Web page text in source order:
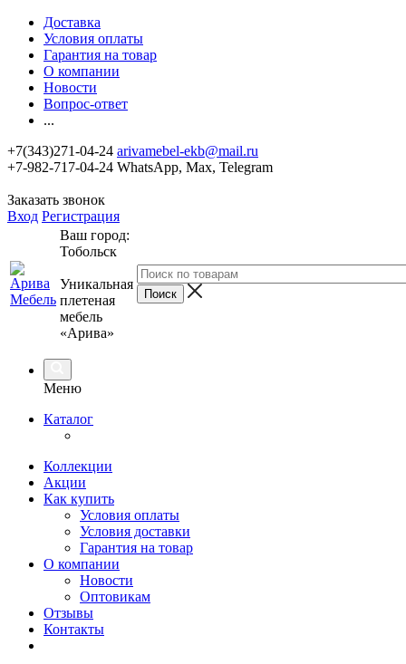
Доставка
Условия оплаты
Гарантия на товар
О компании
Новости
Вопрос-ответ
...
+7(343)271-04-24 arivamebel-ekb@mail.ru
+7-982-717-04-24 WhatsApp, Max, Telegram
Заказать звонок
Вход Регистрация
Ваш город:
Тобольск
Уникальная
плетеная
мебель
«Арива»
Меню
Каталог
Коллекции
Акции
Как купить
Условия оплаты
Условия доставки
Гарантия на товар
О компании
Новости
Оптовикам
Отзывы
Контакты